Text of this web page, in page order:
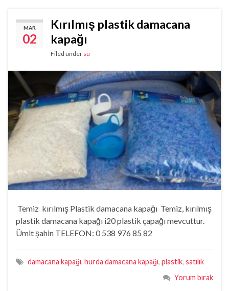
MAR
02
Kırılmış plastik damacana
kapağı
Filed under su
Temiz kırılmış Plastik damacana kapağı Temiz, kırılmış
plastik damacana kapağı i20 plastik çapağı mevcuttur.
Ümit şahin TELEFON: 0 538 976 85 82
damacana kapağı, hurda damacana kapağı, plastik, satılık
Yorum bırak